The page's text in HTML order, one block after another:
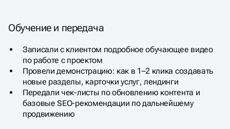
Обучение и передача
Записали с клиентом подробное обучающее видео
по работе с проектом
Провели демонстрацию: как в 1–2 клика создавать
новые разделы, карточки услуг, лендинги
Передали чек-листы по обновлению контента и
базовые SEO-рекомендации по дальнейшему
продвижению